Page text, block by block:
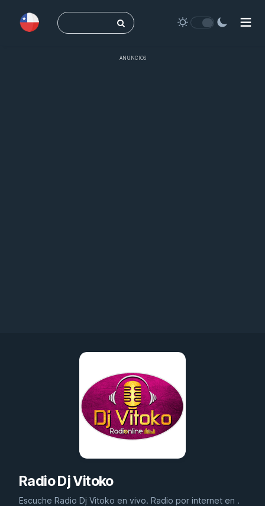
Buscar:
ANUNCIOS
Radio Dj Vitoko
Escuche Radio Dj Vitoko en vivo. Radio por internet en .